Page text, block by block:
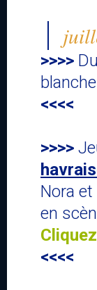
>>>>
<<<<
>>>>
Nora
en
<<<<